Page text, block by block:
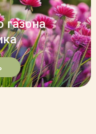
газона